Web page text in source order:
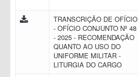
TRANSCRIÇÃO DE OFÍCIO
- OFÍCIO CONJUNTO Nº 48
- 2025 - RECOMENDAÇÃO
QUANTO AO USO DO
UNIFORME MILITAR -
LITURGIA DO CARGO